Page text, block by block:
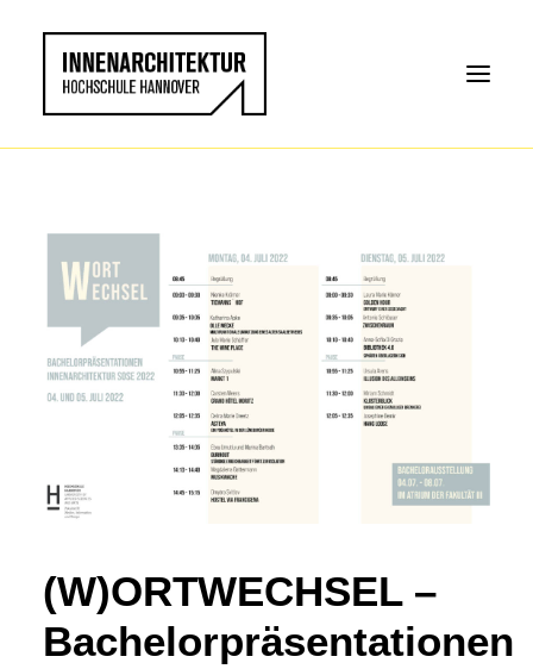
(W)ORTWECHSEL –
Bachelorpräsentationen